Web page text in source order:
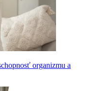
organizmu a